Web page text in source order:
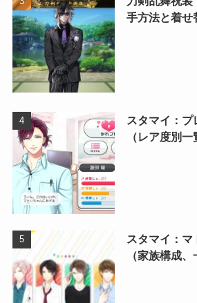
手方法と着せ
スタマイ：プ
（レア度別一
スタマイ：マ
（家族構成、